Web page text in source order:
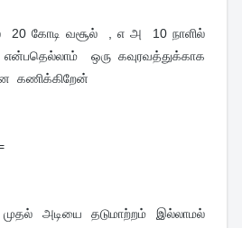
20 கோடி வசூல் , எ அ 10 நாளில்
ஒரு கவுரவத்துக்காக
கணிக்கிறேன்
முதல் அடியை தடுமாற்றம் இல்லாமல்